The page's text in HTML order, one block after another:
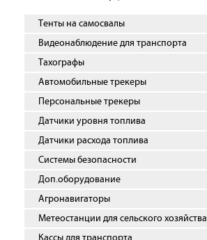
Тенты на самосвалы
Видеонаблюдение для транспорта
Тахографы
Автомобильные трекеры
Персональные трекеры
Датчики уровня топлива
Датчики расхода топлива
Системы безопасности
Доп.оборудование
Агронавигаторы
Метеостанции для сельского хозяйства